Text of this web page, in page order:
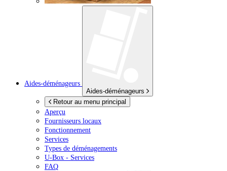
Aides-déménageurs
Aides-déménageurs
Retour au menu principal
Aperçu
Fournisseurs locaux
Fonctionnement
Services
Types de déménagements
U-Box - Services
FAQ